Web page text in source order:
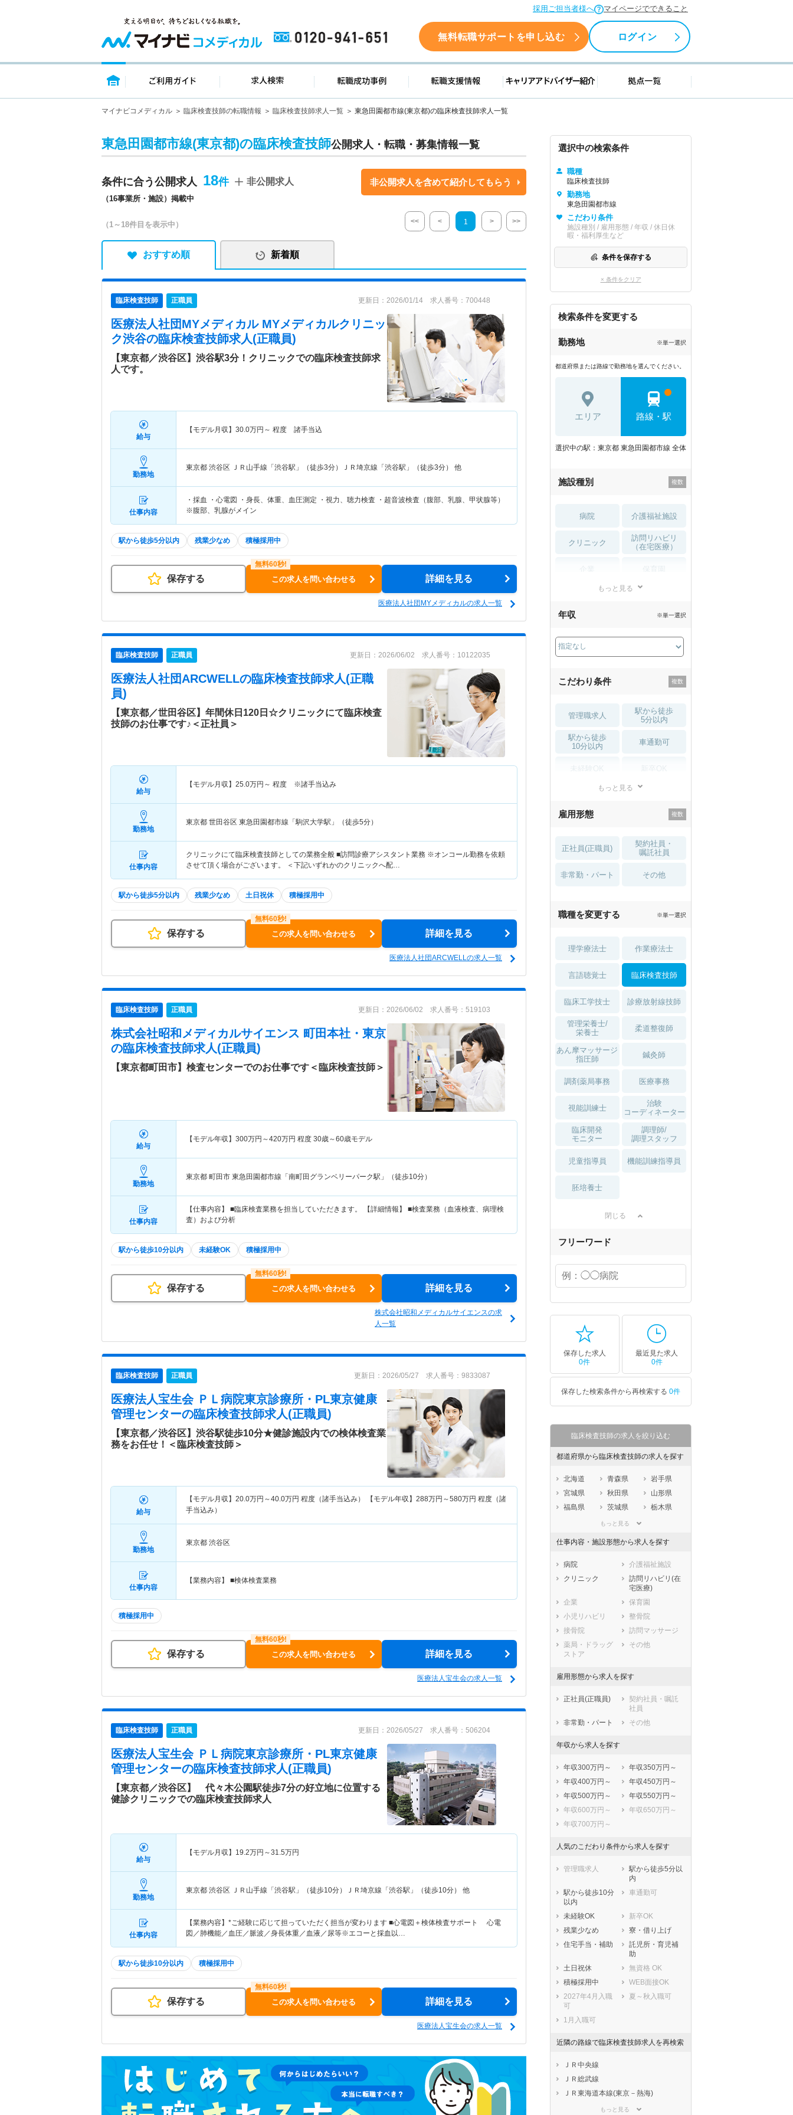
採用ご担当者様へ マイページでできること
0120-941-651 無料転職サポートを申し込む ログイン
トップページ ご利用ガイド 求人検索 転職成功事例 転職支援情報 キャリアアドバイザー紹介 拠点一覧
マイナビコメディカル 臨床検査技師の転職情報 臨床検査技師求人一覧 東急田園都市線(東京都)の臨床検査技師求人一覧
東急田園都市線(東京都)の臨床検査技師公開求人・転職・募集情報一覧
条件に合う公開求人 18
（16事業所・施設）掲載中
非公開求人 非公開求人を含めて紹介してもらう
（1～18件目を表示中） << < 1 > >>
おすすめ順 新着順
臨床検査技師 正職員 更新日：2026/01/14 求人番号：700448
医療法人社団MYメディカル MYメディカルクリニッ
ク渋谷の臨床検査技師求人(正職員)
【東京都／渋谷区】渋谷駅3分！クリニックでの臨床検査技師求
人です。
給与
【モデル月収】 30.0万円～ 程度 諸手当込
勤務地
東京都 渋谷区 ＪＲ山手線「渋谷駅」（徒歩3分）ＪＲ埼京線「渋谷駅」（徒歩3分） 他
仕事内容
・採血 ・心電図 ・身長、体重、血圧測定 ・視力、聴力検査 ・超音波検査（腹部、乳腺、甲状腺等）
※腹部、乳腺がメイン
駅から徒歩5分以内 残業少なめ 積極採用中
保存する この求人を問い合わせる 詳細を見る
医療法人社団MYメディカルの求人一覧
臨床検査技師 正職員 更新日：2026/06/02 求人番号：10122035
医療法人社団ARCWELLの臨床検査技師求人(正職
員)
【東京都／世田谷区】年間休日120日☆クリニックにて臨床検査
技師のお仕事です♪＜正社員＞
給与
【モデル月収】 25.0万円～ 程度 ※諸手当込み
勤務地
東京都 世田谷区 東急田園都市線「駒沢大学駅」（徒歩5分）
仕事内容
クリニックにて臨床検査技師としての業務全般 ■訪問診療アシスタント業務 ※オンコール勤務を依頼
させて頂く場合がございます。 ＜下記いずれかのクリニックへ配…
駅から徒歩5分以内 残業少なめ 土日祝休 積極採用中
保存する この求人を問い合わせる 詳細を見る
医療法人社団ARCWELLの求人一覧
臨床検査技師 正職員 更新日：2026/06/02 求人番号：519103
株式会社昭和メディカルサイエンス 町田本社・東京
の臨床検査技師求人(正職員)
【東京都町田市】検査センターでのお仕事です＜臨床検査技師＞
給与
【モデル年収】 300万円～420万円 程度 30歳～60歳モデル
勤務地
東京都 町田市 東急田園都市線「南町田グランベリーパーク駅」（徒歩10分）
仕事内容
【仕事内容】 ■臨床検査業務を担当していただきます。 【詳細情報】 ■検査業務（血液検査、病理検
査）および分析
駅から徒歩10分以内 未経験OK 積極採用中
保存する この求人を問い合わせる 詳細を見る
株式会社昭和メディカルサイエンスの求
人一覧
臨床検査技師 正職員 更新日：2026/05/27 求人番号：9833087
医療法人宝生会 ＰＬ病院東京診療所・PL東京健康
管理センターの臨床検査技師求人(正職員)
【東京都／渋谷区】渋谷駅徒歩10分★健診施設内での検体検査業
務をお任せ！＜臨床検査技師＞
給与
【モデル月収】 20.0万円～40.0万円 程度（諸手当込み） 【モデル年収】 288万円～580万円 程度（諸
手当込み）
勤務地
東京都 渋谷区
仕事内容
【業務内容】 ■検体検査業務
積極採用中
保存する この求人を問い合わせる 詳細を見る
医療法人宝生会の求人一覧
臨床検査技師 正職員 更新日：2026/05/27 求人番号：506204
医療法人宝生会 ＰＬ病院東京診療所・PL東京健康
管理センターの臨床検査技師求人(正職員)
【東京都／渋谷区】 代々木公園駅徒歩7分の好立地に位置する
健診クリニックでの臨床検査技師求人
給与
【モデル月収】 19.2万円～31.5万円
勤務地
東京都 渋谷区 ＪＲ山手線「渋谷駅」（徒歩10分）ＪＲ埼京線「渋谷駅」（徒歩10分） 他
仕事内容
【業務内容】*ご経験に応じて担っていただく担当が変わります ■心電図＋検体検査サポート 心電
図／肺機能／血圧／脈波／身長体重／血液／尿等※エコーと採血以…
駅から徒歩10分以内 積極採用中
保存する この求人を問い合わせる 詳細を見る
医療法人宝生会の求人一覧
選択中の検索条件
職種
臨床検査技師
勤務地
東急田園都市線
こだわり条件
施設種別 / 雇用形態 / 年収 / 休日休
暇・福利厚生など
条件を保存する
× 条件をクリア
検索条件を変更する
勤務地 ※単一選択
都道府県または路線で勤務地を選んでください。
エリア 路線・駅
選択中の駅：東京都 東急田園都市線 全体
施設種別
病院 介護福祉施設
クリニック
訪問リハビリ
（在宅医療）
薬局・
もっと見る
年収 ※単一選択
こだわり条件
管理職求人
駅から徒歩
5分以内
駅から徒歩
10分以内
車通勤可
住宅手当・補助
土日祝休 無資格 OK
積極採用中 WEB面接OK
もっと見る
雇用形態
正社員(正職員)
契約社員・
嘱託社員
非常勤・パート その他
職種を変更する ※単一選択
理学療法士 作業療法士
言語聴覚士 臨床検査技師
臨床工学技士 診療放射線技師
管理栄養士/
栄養士
柔道整復師
あん摩マッサージ
指圧師
鍼灸師
調剤薬局事務 医療事務
視能訓練士
治験
コーディネーター
臨床開発
モニター
調理師/
調理スタッフ
児童指導員 機能訓練指導員
胚培養士
閉じる
フリーワード
保存した求人
0件
最近見た求人
0件
保存した検索条件から再検索する 0件
臨床検査技師の求人を絞り込む
都道府県から臨床検査技師の求人を探す
北海道 青森県
岩手県
宮城県
秋田県
山形県
福島県
茨城県
栃木県
埼玉県
石川県
福井県
岐阜県
静岡県
愛知県
三重県
大阪府
兵庫県
奈良県
鳥取県
島根県
広島県
山口県
徳島県
香川県
愛媛県
熊本県
大分県
もっと見る
仕事内容・施設形態から求人を探す
病院
介護福祉施設
クリニック
訪問リハビリ(在
宅医療)
企業
保育園
小児リハビリ
整骨院
接骨院
訪問マッサージ
薬局・ドラッグ
ストア
その他
雇用形態から求人を探す
正社員(正職員)
契約社員・嘱託
社員
非常勤・パート
その他
年収から求人を探す
年収300万円～
年収350万円～
年収400万円～
年収450万円～
年収500万円～
年収550万円～
年収600万円～
年収650万円～
年収700万円～
人気のこだわり条件から求人を探す
管理職求人
駅から徒歩5分以
内
駅から徒歩10分
以内
車通勤可
未経験OK
新卒OK
残業少なめ
寮・借り上げ
住宅手当・補助
託児所・育児補
助
土日祝休
無資格 OK
積極採用中
WEB面接OK
2027年4月入職
可
夏～秋入職可
1月入職可
近隣の路線で臨床検査技師求人を再検索
ＪＲ中央線
ＪＲ総武線
ＪＲ東海道本線(東京－熱海)
ＪＲ京浜東北線もっと見る